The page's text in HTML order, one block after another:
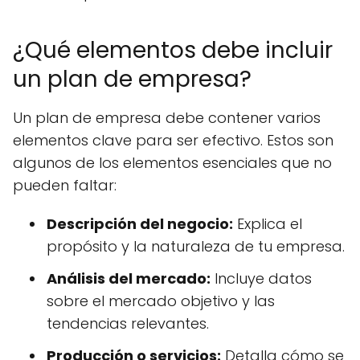
¿Qué elementos debe incluir
un plan de empresa?
Un plan de empresa debe contener varios
elementos clave para ser efectivo. Estos son
algunos de los elementos esenciales que no
pueden faltar:
Descripción del negocio: Explica el
propósito y la naturaleza de tu empresa.
Análisis del mercado: Incluye datos
sobre el mercado objetivo y las
tendencias relevantes.
Producción o servicios: Detalla cómo se